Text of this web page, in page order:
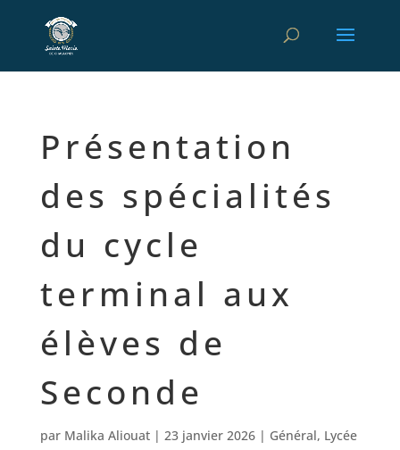
Présentation
des spécialités
du cycle
terminal aux
élèves de
Seconde
par Malika Aliouat| 23 janvier 2026| Général, Lycée